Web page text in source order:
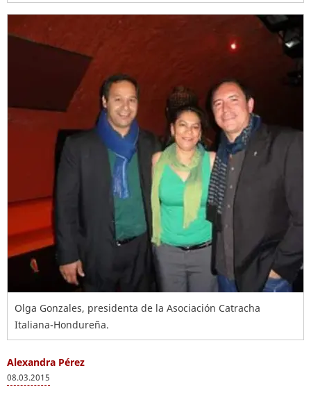
Olga Gonzales, presidenta de la Asociación Catracha
Italiana-Hondureña.
Alexandra Pérez
08.03.2015